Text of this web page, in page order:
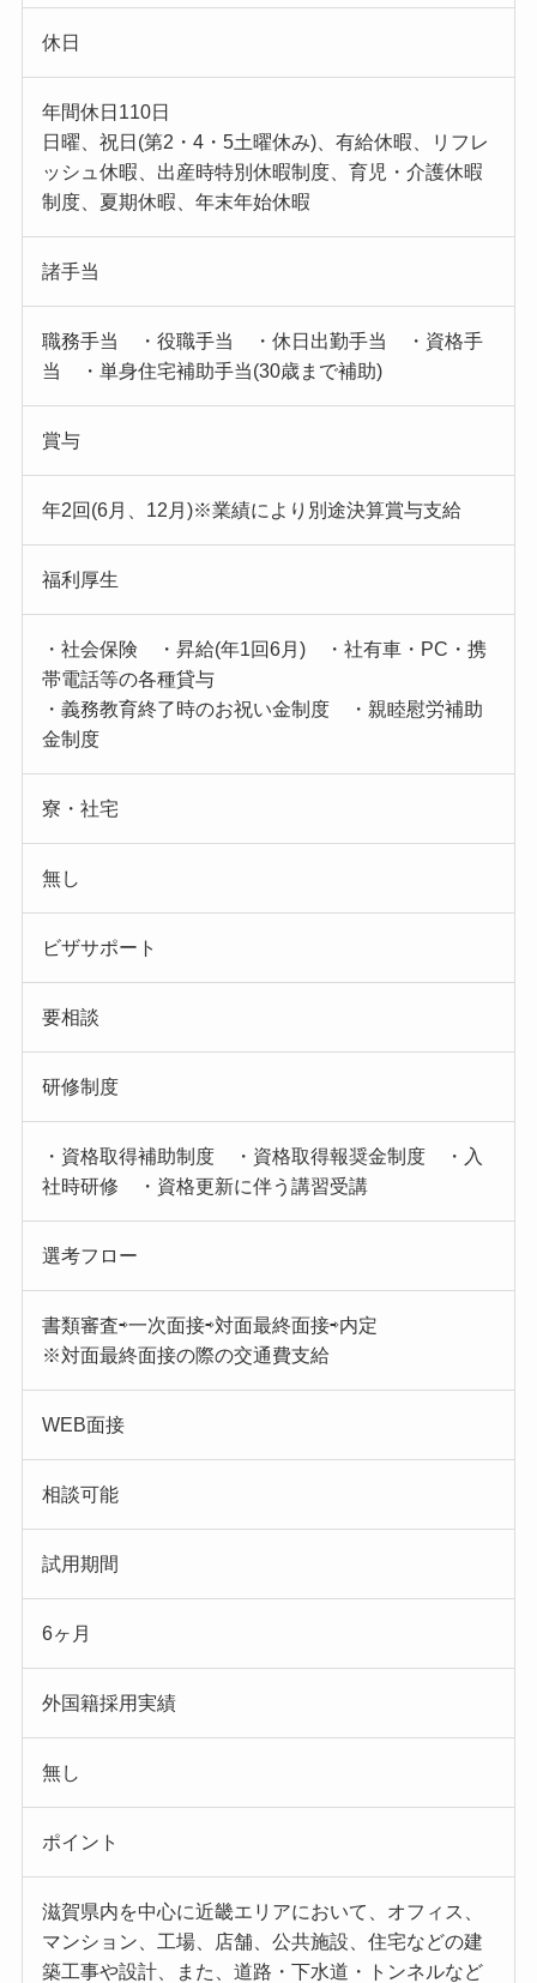
休日
年間休日110日
日曜、祝日(第2・4・5土曜休み)、有給休暇、リフレ
ッシュ休暇、出産時特別休暇制度、育児・介護休暇
制度、夏期休暇、年末年始休暇
諸手当
職務手当 ・役職手当 ・休日出勤手当 ・資格手
当 ・単身住宅補助手当(30歳まで補助)
賞与
年2回(6月、12月)※業績により別途決算賞与支給
福利厚生
・社会保険 ・昇給(年1回6月) ・社有車・PC・携
帯電話等の各種貸与
・義務教育終了時のお祝い金制度 ・親睦慰労補助
金制度
寮・社宅
無し
ビザサポート
要相談
研修制度
・資格取得補助制度 ・資格取得報奨金制度 ・入
社時研修 ・資格更新に伴う講習受講
選考フロー
書類審査⇨一次面接⇨対面最終面接⇨内定
※対面最終面接の際の交通費支給
WEB面接
相談可能
試用期間
6ヶ月
外国籍採用実績
無し
ポイント
滋賀県内を中心に近畿エリアにおいて、オフィス、
マンション、工場、店舗、公共施設、住宅などの建
築工事や設計、また、道路・下水道・トンネルなど